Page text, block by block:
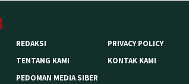
REDAKSI
PRIVACY POLICY
TENTANG KAMI
KONTAK KAMI
PEDOMAN MEDIA SIBER